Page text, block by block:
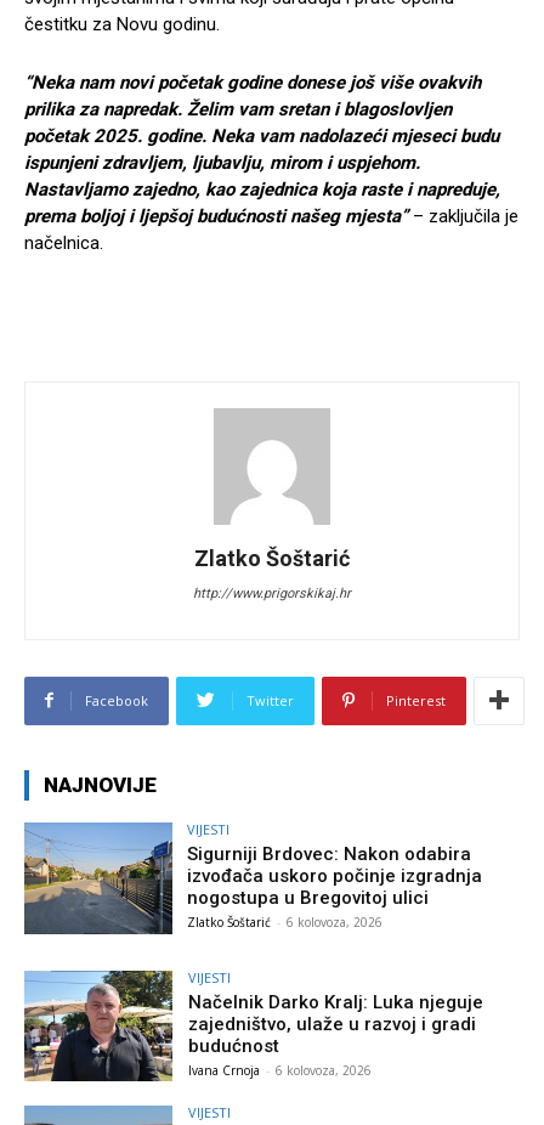
čestitku za Novu godinu.
“Neka nam novi početak godine donese još više ovakvih
prilika za napredak. Želim vam sretan i blagoslovljen
početak 2025. godine. Neka vam nadolazeći mjeseci budu
ispunjeni zdravljem, ljubavlju, mirom i uspjehom.
Nastavljamo zajedno, kao zajednica koja raste i napreduje,
prema boljoj i ljepšoj budućnosti našeg mjesta” – zaključila je
načelnica.
Zlatko Šoštarić
http://www.prigorskikaj.hr
Facebook Twitter Pinterest
NAJNOVIJE
VIJESTI
Sigurniji Brdovec: Nakon odabira
izvođača uskoro počinje izgradnja
nogostupa u Bregovitoj ulici
Zlatko Šoštarić - 6 kolovoza, 2026
VIJESTI
Načelnik Darko Kralj: Luka njeguje
zajedništvo, ulaže u razvoj i gradi
budućnost
Ivana Crnoja - 6 kolovoza, 2026
VIJESTI